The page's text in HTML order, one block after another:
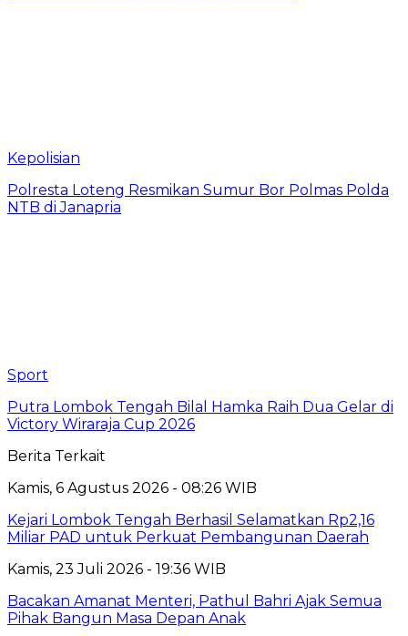
Kepolisian
Polresta Loteng Resmikan Sumur Bor Polmas Polda
NTB di Janapria
Sport
Putra Lombok Tengah Bilal Hamka Raih Dua Gelar di
Victory Wiraraja Cup 2026
Berita Terkait
Kamis, 6 Agustus 2026 - 08:26 WIB
Kejari Lombok Tengah Berhasil Selamatkan Rp2,16
Miliar PAD untuk Perkuat Pembangunan Daerah
Kamis, 23 Juli 2026 - 19:36 WIB
Bacakan Amanat Menteri, Pathul Bahri Ajak Semua
Pihak Bangun Masa Depan Anak